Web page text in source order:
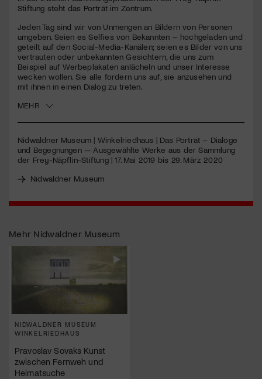
seconds
Stiftung steht das Porträt im Zentrum.
Jeden Tag sind wir von Unmengen an Bildern von Personen
umgeben. Seien es Selfies von Bekannten – hochgeladen und
geteilt auf den Social-Media-Kanälen; seien es Bilder von uns
vertrauten oder unbekannten Gesichtern, die uns zum
Beispiel auf Werbeplakaten anlächeln und unser Interesse
wecken wollen. Sie alle fordern uns auf, sie anzusehen und
mit ihnen in einen Dialog zu treten.
MEHR
Nidwaldner Museum | Winkelriedhaus | Das Porträt – Dialoge
und Begegnungen — Ausgewählte Werke aus der Sammlung
der Frey-Näpflin-Stiftung | 17. Mai 2019 bis 29. März 2020
Nidwaldner Museum
Mehr Nidwaldner Museum
NIDWALDNER MUSEUM
WINKELRIEDHAUS
Pravoslav Sovaks Kunst
zwischen Fernweh und
Heimatsuche
Jetzt Mitglied werden